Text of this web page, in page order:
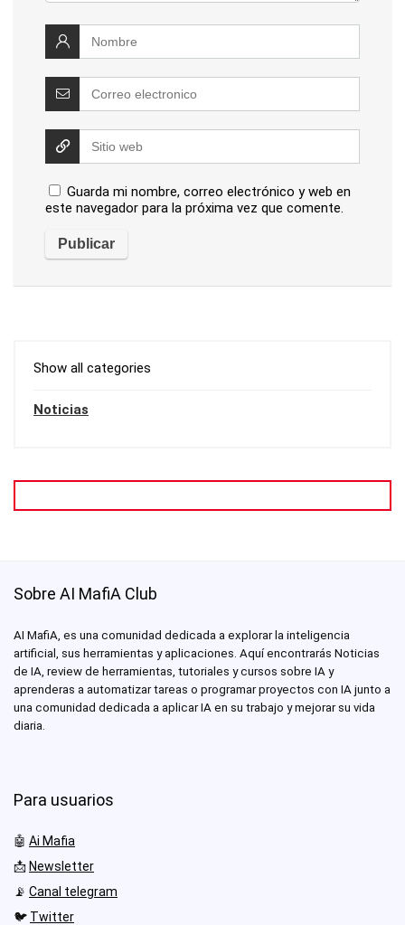
Guarda mi nombre, correo electrónico y web en
este navegador para la próxima vez que comente.
Show all categories
Noticias
Sobre AI MafiA Club
AI MafiA, es una comunidad dedicada a explorar la inteligencia
artificial, sus herramientas y aplicaciones. Aquí encontrarás Noticias
de IA, review de herramientas, tutoriales y cursos sobre IA y
aprenderas a automatizar tareas o programar proyectos con IA junto a
una comunidad dedicada a aplicar IA en su trabajo y mejorar su vida
diaria.
Para usuarios
🤖 Ai Mafia
📩 Newsletter
📡 Canal telegram
🐦 Twitter